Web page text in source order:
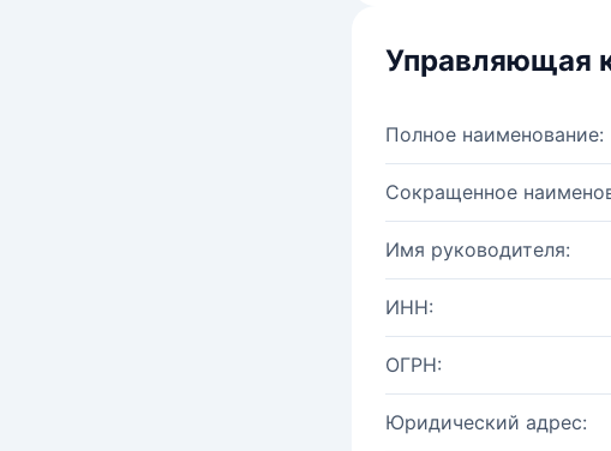
Управляющая
Полное наименование:
Сокращенное
Имя руководителя:
ИНН:
ОГРН:
Юридический адрес: